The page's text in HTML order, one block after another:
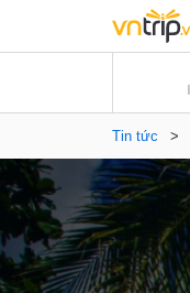
Tin tức >